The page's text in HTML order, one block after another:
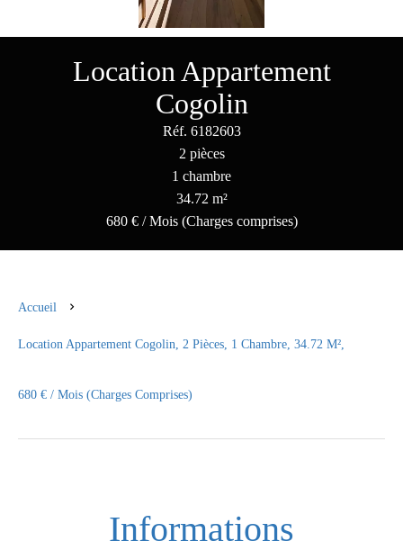
Location Appartement
Cogolin
Réf. 6182603
2 pièces
1 chambre
34.72 m²
680 € / Mois (Charges comprises)
Accueil
Location Appartement Cogolin, 2 Pièces, 1 Chambre, 34.72 M²,
680 € / Mois (Charges Comprises)
Informations